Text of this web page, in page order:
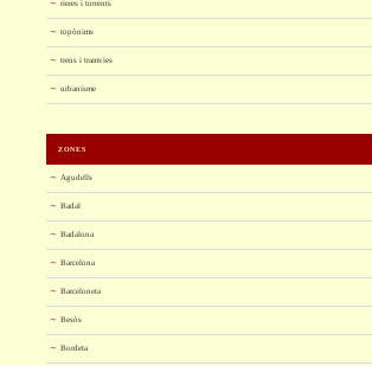
rieres i torrents
topònims
trens i tramvies
urbanisme
ZONES
Agudells
Badal
Badalona
Barcelona
Barceloneta
Besòs
Bordeta